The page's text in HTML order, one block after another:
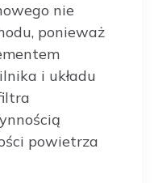
nie
ponieważ
i układu
powietrza